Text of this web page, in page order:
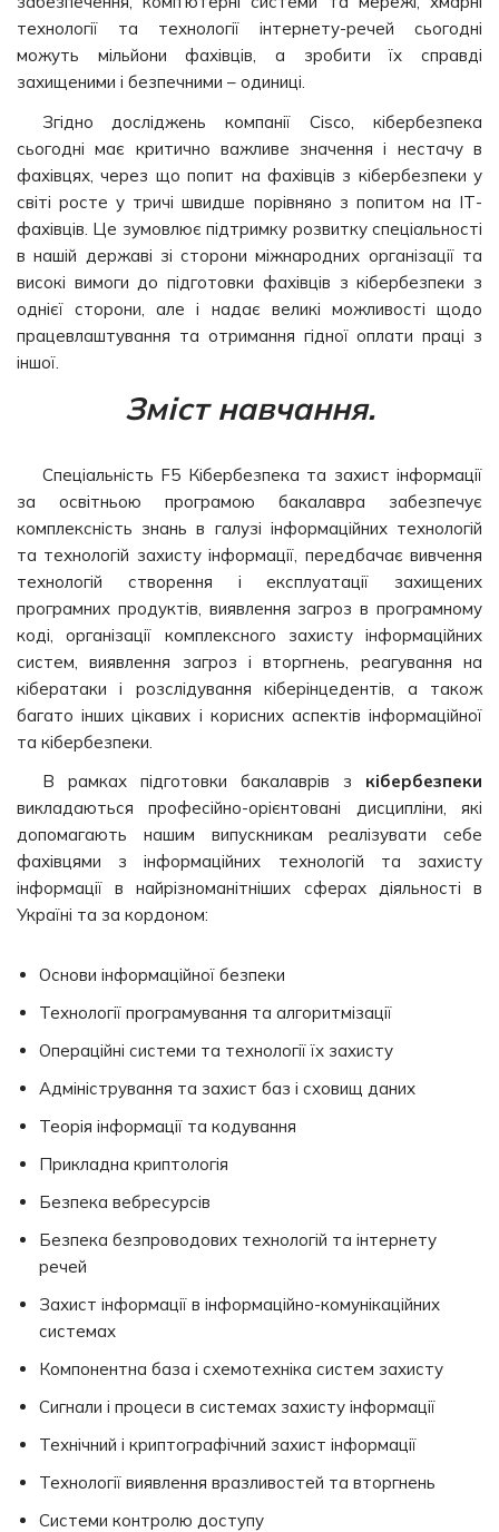
технології та технології інтернету-речей сьогодні
можуть мільйони фахівців, а зробити їх справді
захищеними і безпечними – одиниці.
Згідно досліджень компанії Cisco, кібербезпека
сьогодні має критично важливе значення і нестачу в
фахівцях, через що попит на фахівців з кібербезпеки у
світі росте у тричі швидше порівняно з попитом на ІТ-
фахівців. Це зумовлює підтримку розвитку спеціальності
в нашій державі зі сторони міжнародних організації та
високі вимоги до підготовки фахівців з кібербезпеки з
однієї сторони, але і надає великі можливості щодо
працевлаштування та отримання гідної оплати праці з
іншої.
Зміст навчання.
Спеціальність F5 Кібербезпека та захист інформації
за освітньою програмою бакалавра забезпечує
комплексність знань в галузі інформаційних технологій
та технологій захисту інформації, передбачає вивчення
технологій створення і експлуатації захищених
програмних продуктів, виявлення загроз в програмному
коді, організації комплексного захисту інформаційних
систем, виявлення загроз і вторгнень, реагування на
кібератаки і розслідування кіберінцедентів, а також
багато інших цікавих і корисних аспектів інформаційної
та кібербезпеки.
В рамках підготовки бакалаврів з кібербезпеки
викладаються професійно-орієнтовані дисципліни, які
допомагають нашим випускникам реалізувати себе
фахівцями з інформаційних технологій та захисту
інформації в найрізноманітніших сферах діяльності в
Україні та за кордоном:
Основи інформаційної безпеки
Технології програмування та алгоритмізації
Операційні системи та технології їх захисту
Адміністрування та захист баз і сховищ даних
Теорія інформації та кодування
Прикладна криптологія
Безпека вебресурсів
Безпека безпроводових технологій та інтернету
речей
Захист інформації в інформаційно-комунікаційних
системах
Компонентна база і схемотехніка систем захисту
Сигнали і процеси в системах захисту інформації
Технічний і криптографічний захист інформації
Технології виявлення вразливостей та вторгнень
Системи контролю доступу